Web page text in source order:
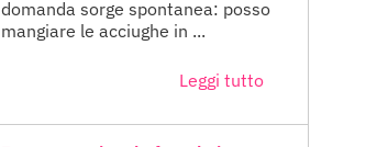
domanda sorge spontanea: posso
mangiare le acciughe in ...
Leggi tutto